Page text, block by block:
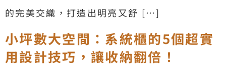
的完美交織，打造出明亮又舒 […]
小坪數大空間：系統櫃的5個超實
用設計技巧，讓收納翻倍！